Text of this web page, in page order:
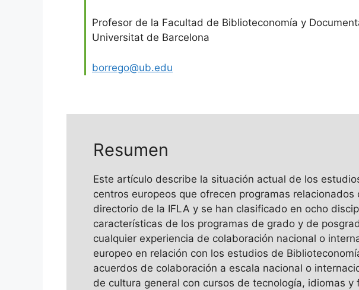
Profesor de la Facultad de Biblioteconomía y
Universitat de Barcelona
borrego@ub.edu
Resumen
Este artículo describe la situación actual de los
centros europeos que ofrecen programas
directorio de la IFLA y se han clasificado en ocho
características de los programas de grado y de
cualquier experiencia de colaboración nacional o
europeo en relación con los estudios de
acuerdos de colaboración a escala nacional o
de cultura general con cursos de tecnología, idiomas